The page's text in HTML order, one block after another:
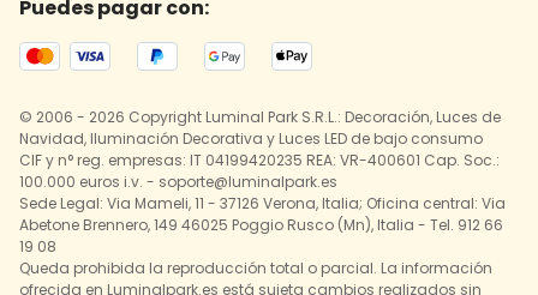
Puedes pagar con:
© 2006 - 2026 Copyright Luminal Park S.R.L.: Decoración, Luces de
Navidad, Iluminación Decorativa y Luces LED de bajo consumo
CIF y n° reg. empresas: IT 04199420235 REA: VR-400601 Cap. Soc.:
100.000 euros i.v. - soporte@luminalpark.es
Sede Legal: Via Mameli, 11 - 37126 Verona, Italia; Oficina central: Via
Abetone Brennero, 149 46025 Poggio Rusco (Mn), Italia - Tel. 912 66
19 08
Queda prohibida la reproducción total o parcial. La información
ofrecida en Luminalpark.es está sujeta cambios realizados sin